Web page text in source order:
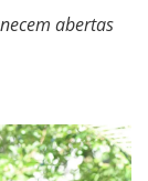
abertas